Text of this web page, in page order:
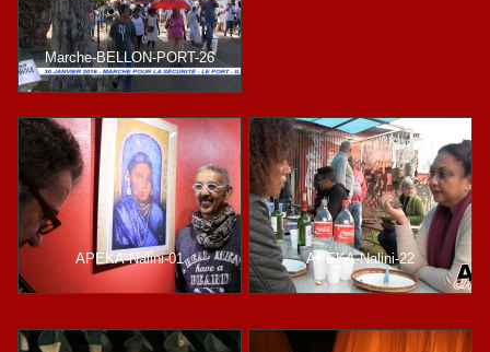
Marche-BELLON-PORT-26
APEKA-Nalini-01 APEKA-Nalini-22